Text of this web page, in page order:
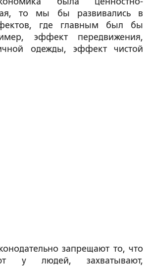
то мы бы развивались в
где главным был бы
эффект передвижения,
одежды, эффект чистой
запрещают то, что
у людей, захватывают,